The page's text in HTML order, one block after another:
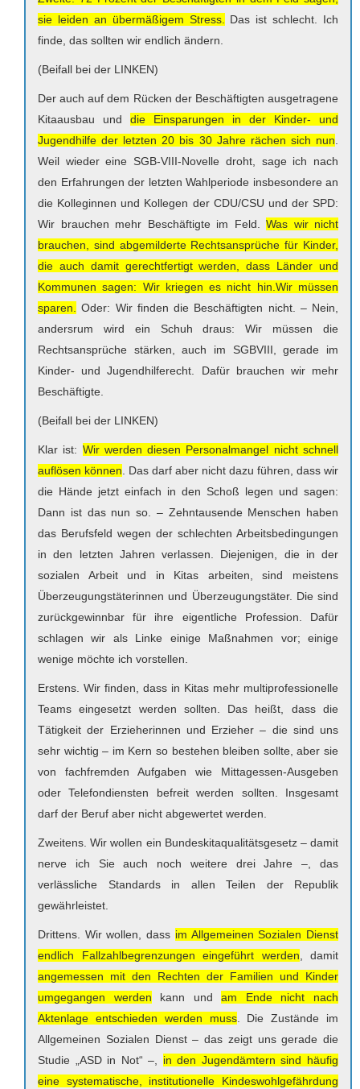
sie leiden an übermäßigem Stress.
Das ist schlecht. Ich
finde, das sollten wir endlich ändern.
(Beifall bei der LINKEN)
Der auch auf dem Rücken der Beschäftigten ausgetragene
Kitaausbau und die Einsparungen in der Kinder- und
Jugendhilfe der letzten 20 bis 30 Jahre rächen sich nun
Weil wieder eine SGB-VIII-Novelle droht, sage ich nach
den Erfahrungen der letzten Wahlperiode insbesondere an
die Kolleginnen und Kollegen der CDU/CSU und der SPD:
Wir brauchen mehr Beschäftigte im Feld. Was wir nicht
brauchen, sind abgemilderte Rechtsansprüche für Kinder,
die auch damit gerechtfertigt werden, dass Länder und
Kommunen sagen: Wir kriegen es nicht hin.Wir müssen
sparen.
Oder: Wir finden die Beschäftigten nicht. – Nein,
andersrum wird ein Schuh draus: Wir müssen die
Rechtsansprüche stärken, auch im SGBVIII, gerade im
Kinder- und Jugendhilferecht. Dafür brauchen wir mehr
Beschäftigte.
(Beifall bei der LINKEN)
Klar ist: Wir werden diesen Personalmangel nicht schnell
auflösen können . Das darf aber nicht dazu führen, dass wir
die Hände jetzt einfach in den Schoß legen und sagen:
Dann ist das nun so. – Zehntausende Menschen haben
das Berufsfeld wegen der schlechten Arbeitsbedingungen
in den letzten Jahren verlassen. Diejenigen, die in der
sozialen Arbeit und in Kitas arbeiten, sind meistens
Überzeugungstäterinnen und Überzeugungstäter. Die sind
zurückgewinnbar für ihre eigentliche Profession. Dafür
schlagen wir als Linke einige Maßnahmen vor; einige
wenige möchte ich vorstellen.
Erstens. Wir finden, dass in Kitas mehr multiprofessionelle
Teams eingesetzt werden sollten. Das heißt, dass die
Tätigkeit der Erzieherinnen und Erzieher – die sind uns
sehr wichtig – im Kern so bestehen bleiben sollte, aber sie
von fachfremden Aufgaben wie Mittagessen-Ausgeben
oder Telefondiensten befreit werden sollten. Insgesamt
darf der Beruf aber nicht abgewertet werden.
Zweitens. Wir wollen ein Bundeskitaqualitätsgesetz – damit
nerve ich Sie auch noch weitere drei Jahre –, das
verlässliche Standards in allen Teilen der Republik
gewährleistet.
Drittens. Wir wollen, dass im Allgemeinen Sozialen Dienst
endlich Fallzahlbegrenzungen eingeführt werden , damit
angemessen mit den Rechten der Familien und Kinder
umgegangen werden kann undam Ende nicht nach
Aktenlage entschieden werden muss. Die Zustände im
Allgemeinen Sozialen Dienst – das zeigt uns gerade die
Studie „ASD in Not“ –, in den Jugendämtern sind häufig
eine systematische, institutionelle Kindeswohlgefährdung